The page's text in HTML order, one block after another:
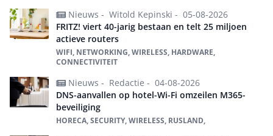
Nieuws - Witold Kepinski - 05-08-2026
FRITZ! viert 40-jarig bestaan en telt 25 miljoen
actieve routers
WIFI, NETWORKING, WIRELESS, HARDWARE,
CONNECTIVITEIT
Nieuws - Redactie - 04-08-2026
DNS-aanvallen op hotel-Wi-Fi omzeilen M365-
beveiliging
HORECA, SECURITY, WIRELESS, RUSLAND,